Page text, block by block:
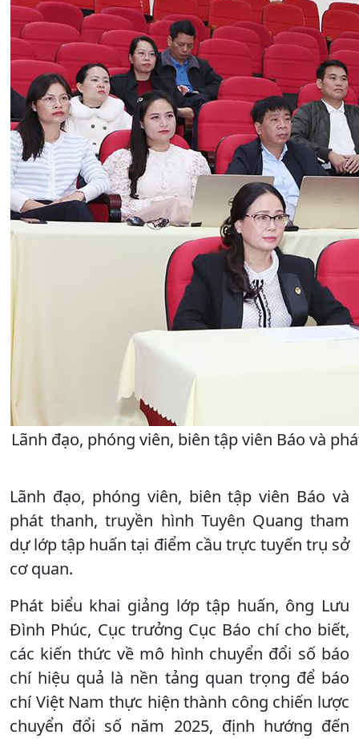
Lãnh đạo, phóng viên, biên tập viên Báo và
Lãnh đạo, phóng viên, biên tập viên Báo và
phát thanh, truyền hình Tuyên Quang tham
dự lớp tập huấn tại điểm cầu trực tuyến trụ sở
cơ quan.
Phát biểu khai giảng lớp tập huấn, ông Lưu
Đình Phúc, Cục trưởng Cục Báo chí cho biết,
các kiến thức về mô hình chuyển đổi số báo
chí hiệu quả là nền tảng quan trọng để báo
chí Việt Nam thực hiện thành công chiến lược
chuyển đổi số năm 2025, định hướng đến